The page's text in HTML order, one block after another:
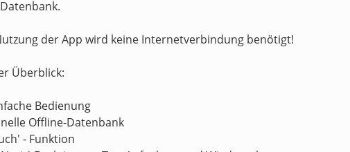
der App wird keine Internetverbindung benötigt!
Überblick:
Bedienung
Offline-Datenbank
- Funktion